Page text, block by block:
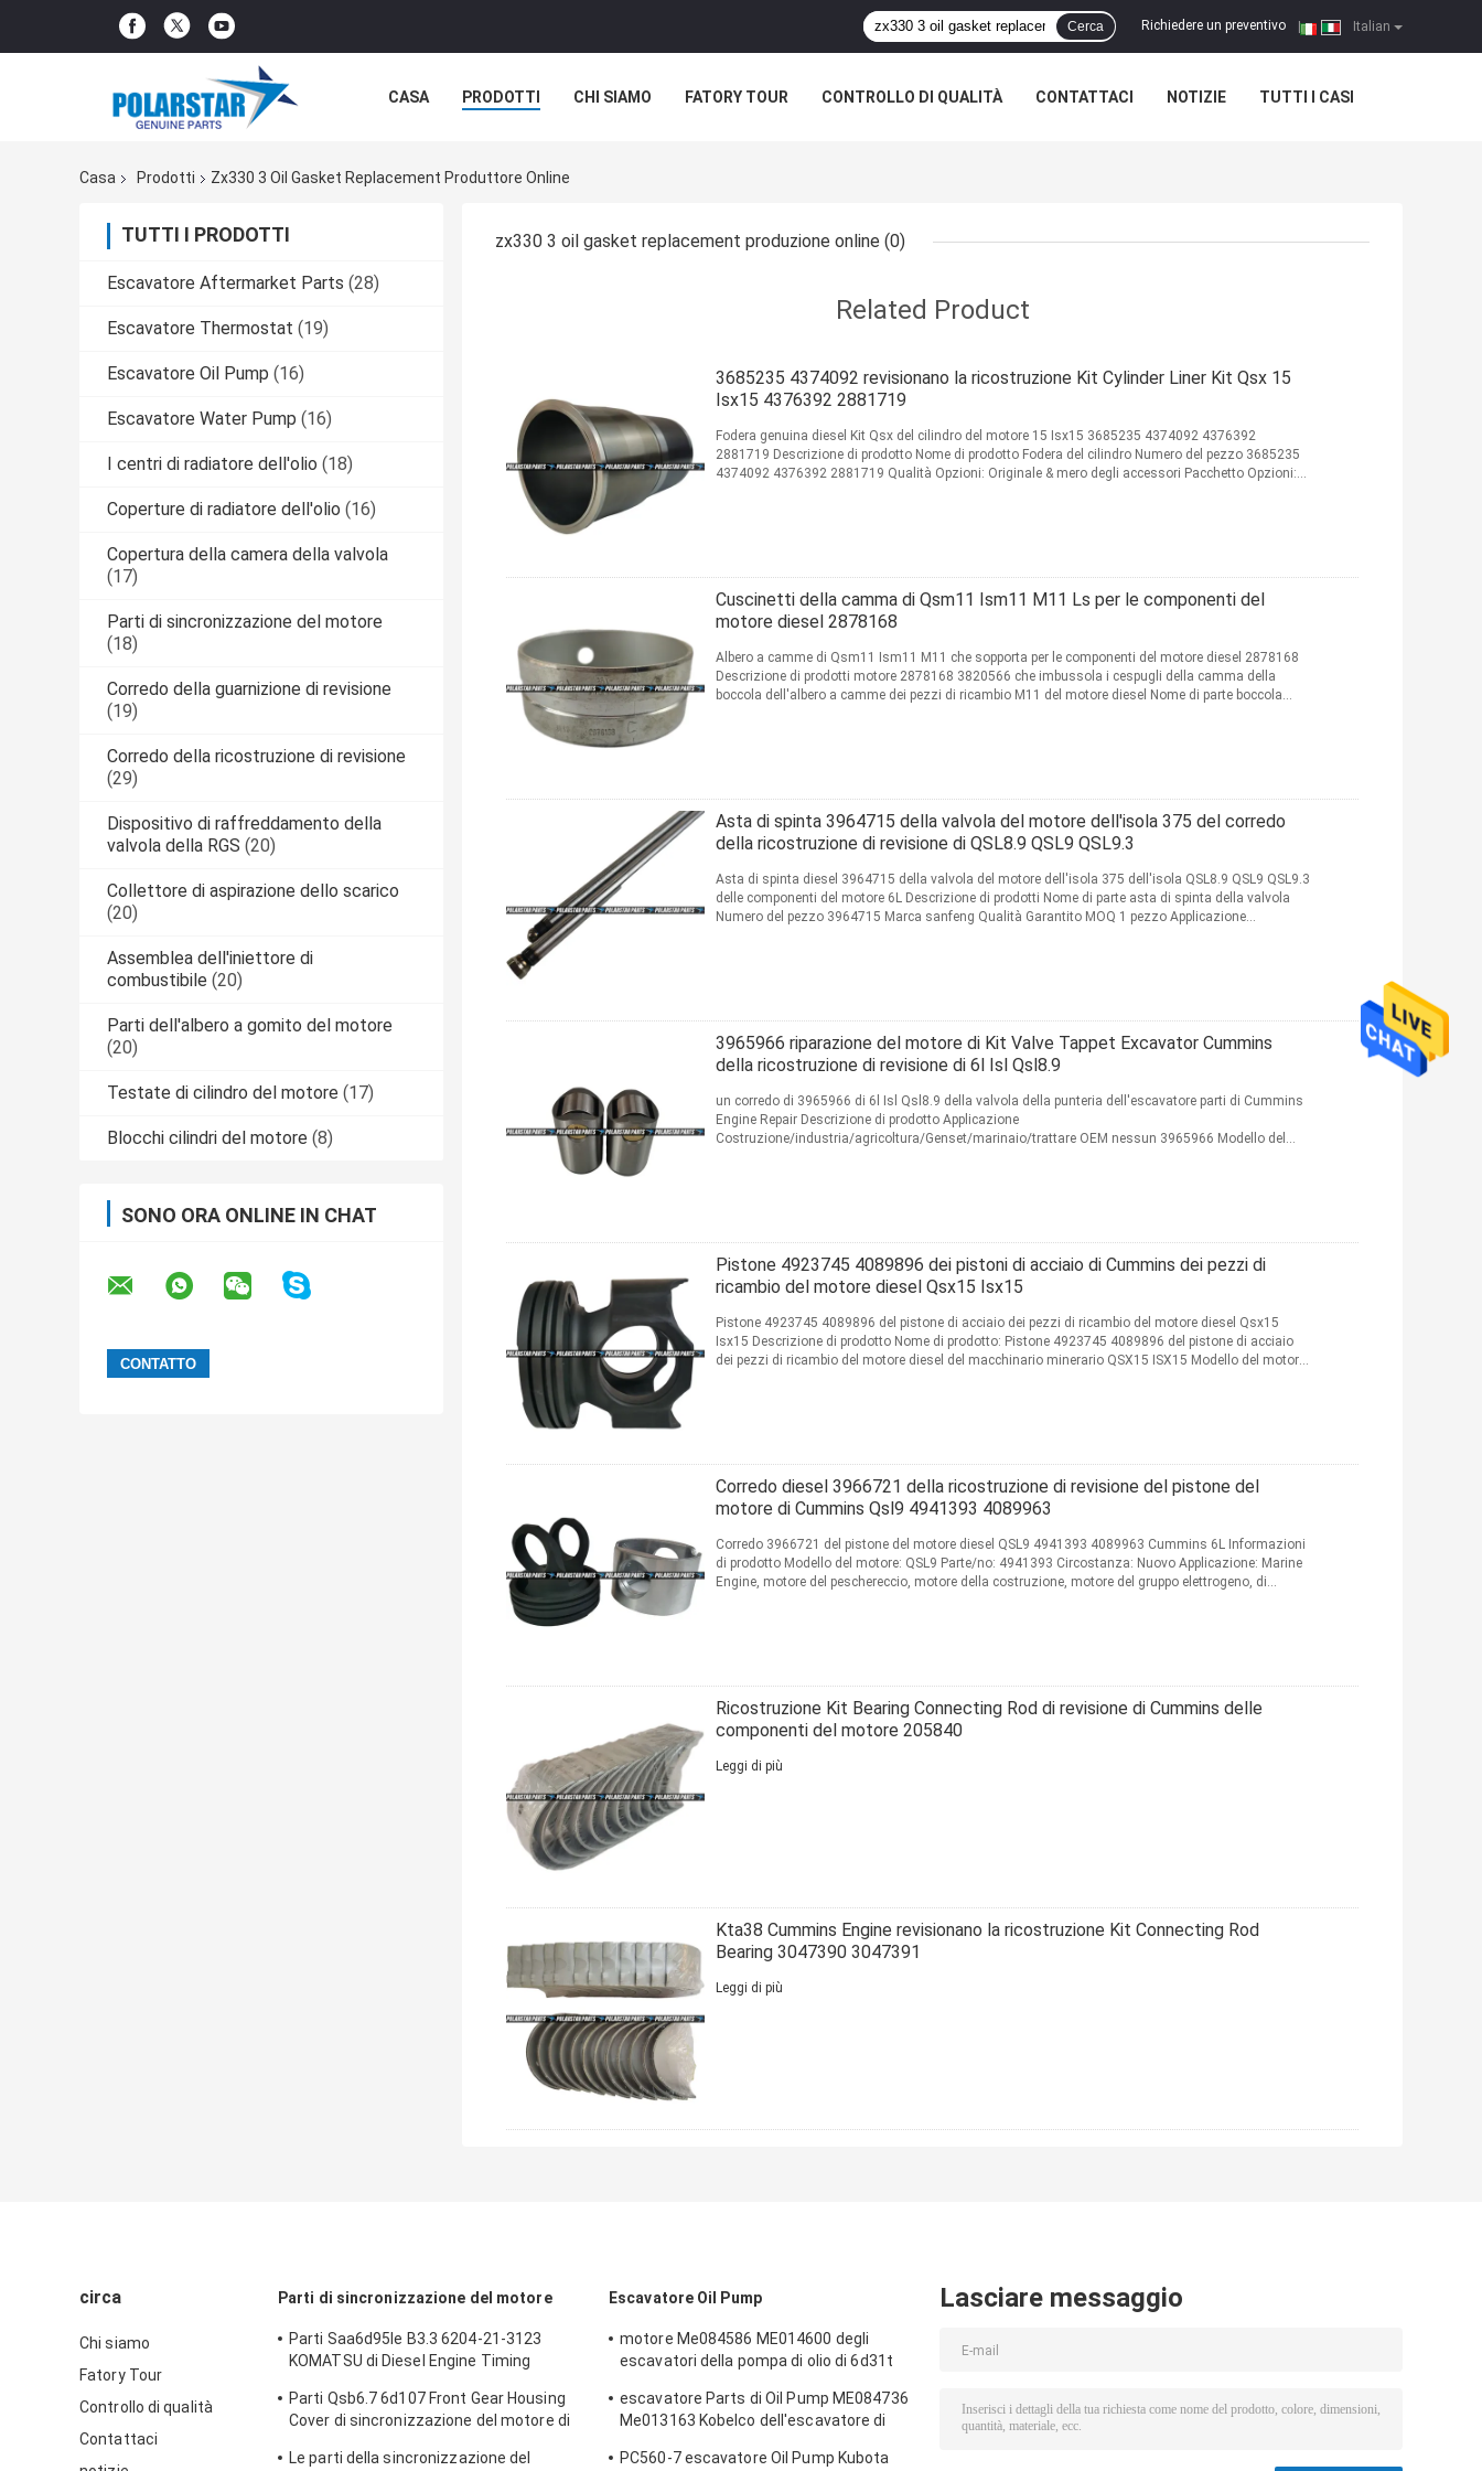
Italian
Richiedere un preventivo |
Cerca
CASA PRODOTTI CHI SIAMO FATORY TOUR CONTROLLO DI QUALITÀ CONTATTACI NOTIZIE TUTTI I CASI
Casa Prodotti Zx330 3 Oil Gasket Replacement Produttore Online
TUTTI I PRODOTTI
Escavatore Aftermarket Parts (28)
Escavatore Thermostat (19)
Escavatore Oil Pump (16)
Escavatore Water Pump (16)
I centri di radiatore dell'olio (18)
Coperture di radiatore dell'olio (16)
Copertura della camera della valvola
(17)
Parti di sincronizzazione del motore
(18)
Corredo della guarnizione di revisione
(19)
Corredo della ricostruzione di revisione
(29)
Dispositivo di raffreddamento della
valvola della RGS (20)
Collettore di aspirazione dello scarico
(20)
Assemblea dell'iniettore di
combustibile (20)
Parti dell'albero a gomito del motore
(20)
Testate di cilindro del motore (17)
Blocchi cilindri del motore (8)
SONO ORA ONLINE IN CHAT
zx330 3 oil gasket replacement produzione online (0)
Related Product
3685235 4374092 revisionano la ricostruzione Kit Cylinder Liner Kit Qsx 15
Isx15 4376392 2881719
Fodera genuina diesel Kit Qsx del cilindro del motore 15 Isx15 3685235 4374092 4376392
2881719 Descrizione di prodotto Nome di prodotto Fodera del cilindro Numero del pezzo 3685235
4374092 4376392 2881719 Qualità Opzioni: Originale & mero degli accessori Pacchetto Opzioni:
Cuscinetti della camma di Qsm11 Ism11 M11 Ls per le componenti del
motore diesel 2878168
Albero a camme di Qsm11 Ism11 M11 che sopporta per le componenti del motore diesel 2878168
Descrizione di prodotti motore 2878168 3820566 che imbussola i cespugli della camma della
boccola dell'albero a camme dei pezzi di ricambio M11 del motore diesel Nome di parte boccola
Asta di spinta 3964715 della valvola del motore dell'isola 375 del corredo
della ricostruzione di revisione di QSL8.9 QSL9 QSL9.3
Asta di spinta diesel 3964715 della valvola del motore dell'isola 375 dell'isola QSL8.9 QSL9 QSL9.3
delle componenti del motore 6L Descrizione di prodotti Nome di parte asta di spinta della valvola
Numero del pezzo 3964715 Marca sanfeng Qualità Garantito MOQ 1 pezzo Applicazione
3965966 riparazione del motore di Kit Valve Tappet Excavator Cummins
della ricostruzione di revisione di 6l Isl Qsl8.9
un corredo di 3965966 di 6l Isl Qsl8.9 della valvola della punteria dell'escavatore parti di Cummins
Engine Repair Descrizione di prodotto Applicazione
Costruzione/industria/agricoltura/Genset/marinaio/trattare OEM nessun 3965966 Modello del
Pistone 4923745 4089896 dei pistoni di acciaio di Cummins dei pezzi di
ricambio del motore diesel Qsx15 Isx15
Pistone 4923745 4089896 del pistone di acciaio dei pezzi di ricambio del motore diesel Qsx15
Isx15 Descrizione di prodotto Nome di prodotto: Pistone 4923745 4089896 del pistone di acciaio
dei pezzi di ricambio del motore diesel del macchinario minerario QSX15 ISX15 Modello del motore:
Corredo diesel 3966721 della ricostruzione di revisione del pistone del
motore di Cummins Qsl9 4941393 4089963
Corredo 3966721 del pistone del motore diesel QSL9 4941393 4089963 Cummins 6L Informazioni
di prodotto Modello del motore: QSL9 Parte/no: 4941393 Circostanza: Nuovo Applicazione: Marine
Engine, motore del peschereccio, motore della costruzione, motore del gruppo elettrogeno, di
Ricostruzione Kit Bearing Connecting Rod di revisione di Cummins delle
componenti del motore 205840
Leggi di più
Kta38 Cummins Engine revisionano la ricostruzione Kit Connecting Rod
Bearing 3047390 3047391
Leggi di più
circa
Chi siamo
Fatory Tour
Controllo di qualità
Contattaci
Parti di sincronizzazione del motore
Parti Saa6d95le B3.3 6204-21-3123
KOMATSU di Diesel Engine Timing
Parti Qsb6.7 6d107 Front Gear Housing
Cover di sincronizzazione del motore di
Le parti della sincronizzazione del
Escavatore Oil Pump
motore Me084586 ME014600 degli
escavatori della pompa di olio di 6d31t
escavatore Parts di Oil Pump ME084736
Me013163 Kobelco dell'escavatore di
PC560-7 escavatore Oil Pump Kubota
Lasciare messaggio